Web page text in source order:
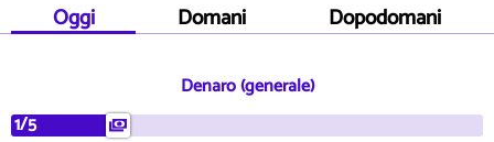
Oggi Domani Dopodomani
Denaro (generale)
1/5